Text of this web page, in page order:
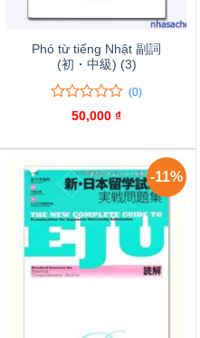
Phó từ tiếng Nhật 副詞
(初・中級) (3)
giá
(0)
50,000 ₫
-11%